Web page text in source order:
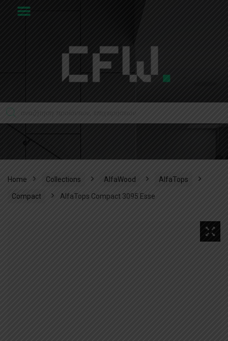
Home Collections AlfaWood AlfaTops
Compact AlfaTops Compact 3095 Esse